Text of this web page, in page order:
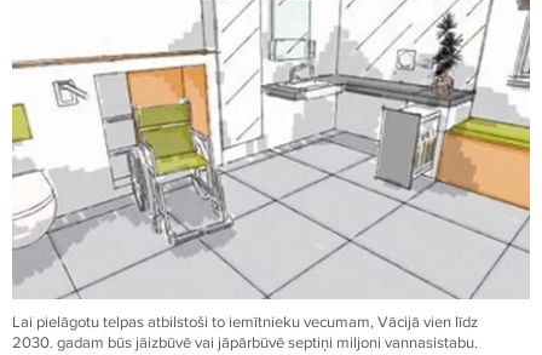
Lai pielāgotu telpas atbilstoši to iemītnieku vecumam, Vācijā vien līdz
2030. gadam būs jāizbūvē vai jāpārbūvē septiņi miljoni vannasistabu.